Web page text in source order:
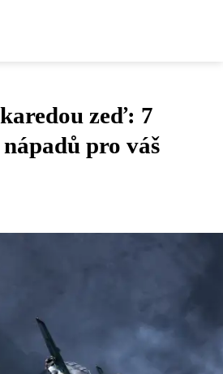
zeď: 7
pro váš